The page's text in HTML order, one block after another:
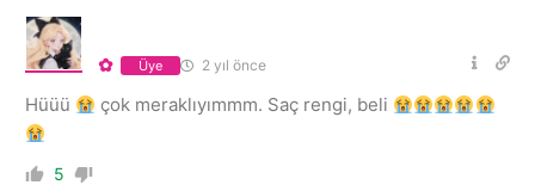
✿ Üye 2 yıl önce
Hüüü çok meraklıyımmm. Saç rengi, beli
5